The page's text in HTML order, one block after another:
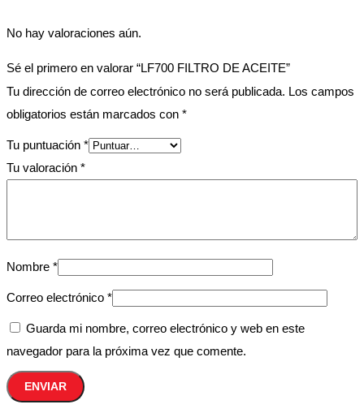
No hay valoraciones aún.
Sé el primero en valorar “LF700 FILTRO DE ACEITE”
Tu dirección de correo electrónico no será publicada. Los campos
obligatorios están marcados con *
Tu puntuación *
Tu valoración *
Nombre *
Correo electrónico *
Guarda mi nombre, correo electrónico y web en este
navegador para la próxima vez que comente.